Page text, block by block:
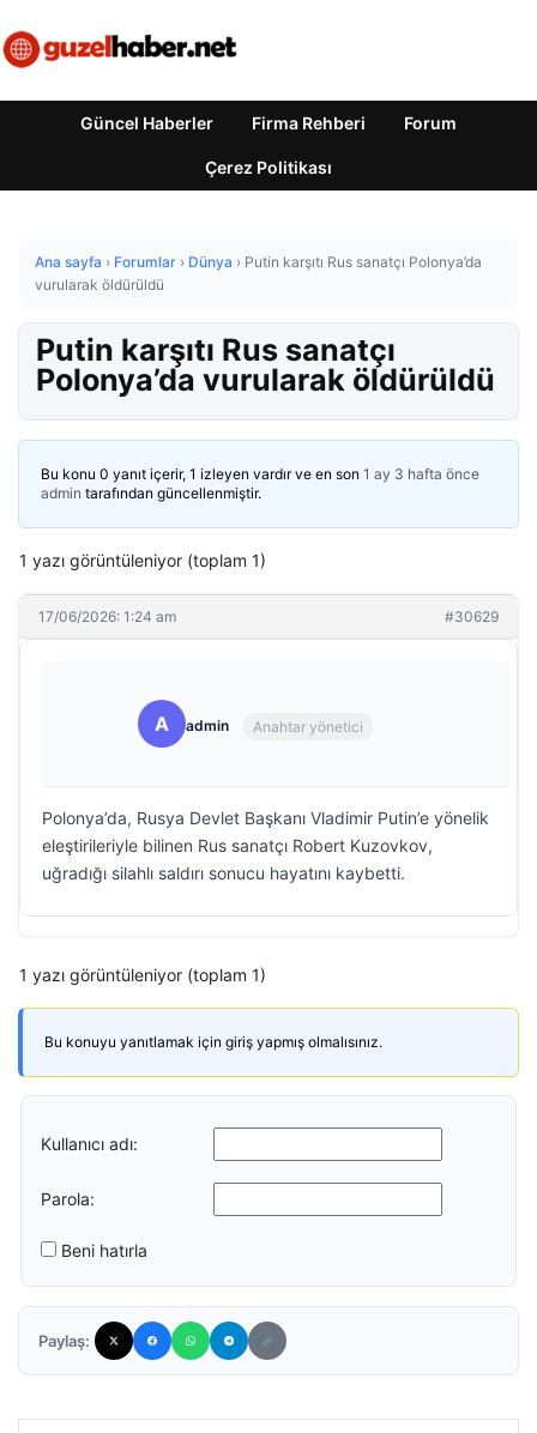
Güncel Haberler Firma Rehberi Forum
Çerez Politikası
Ana sayfa › Forumlar › Dünya › Putin karşıtı Rus sanatçı Polonya’da
vurularak öldürüldü
Putin karşıtı Rus sanatçı
Polonya’da vurularak öldürüldü
Bu konu 0 yanıt içerir, 1 izleyen vardır ve en son 1 ay 3 hafta önce
admin tarafından güncellenmiştir.
1 yazı görüntüleniyor (toplam 1)
17/06/2026: 1:24 am #30629
A admin Anahtar yönetici
Polonya’da, Rusya Devlet Başkanı Vladimir Putin’e yönelik
eleştirileriyle bilinen Rus sanatçı Robert Kuzovkov,
uğradığı silahlı saldırı sonucu hayatını kaybetti.
1 yazı görüntüleniyor (toplam 1)
Bu konuyu yanıtlamak için giriş yapmış olmalısınız.
Kullanıcı adı:
Parola:
Beni hatırla
Paylaş: